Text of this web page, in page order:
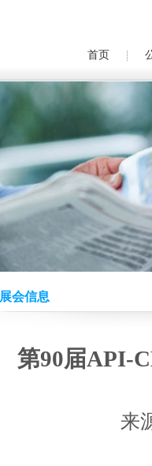
首页
展会信息
第90届API-
来